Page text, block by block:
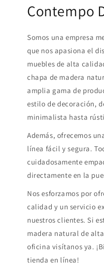
Contempo
Somos una empresa
que nos apasiona el
muebles de alta
chapa de madera
amplia gama de
estilo de decoración,
minimalista hasta
Además, ofrecemos
línea fácil y segura.
cuidadosamente
directamente en la
Nos esforzamos por
calidad y un servicio
nuestros clientes. Si
madera natural de
oficina visítanos ya.
tienda en línea!